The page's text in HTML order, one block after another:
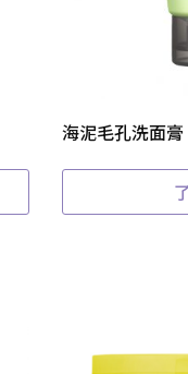
海泥毛孔洗面膏